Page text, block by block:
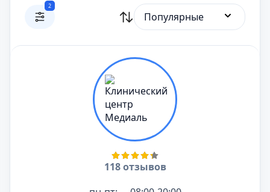
2
Популярные
118 отзывов